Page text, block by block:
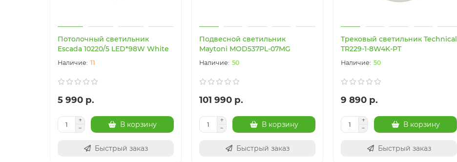
Потолочный светильник
Escada 10220/5 LED*98W White
11
5 990 р.
В корзину
Быстрый заказ
Подвесной светильник
Maytoni MOD537PL-07MG
50
101 990 р.
В корзину
Быстрый заказ
Трековый светильник Technical
TR229-1-8W4K-PT
50
9 890 р.
В корзину
Быстрый заказ